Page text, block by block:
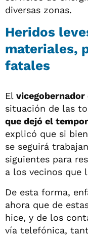
diversas zonas.
Heridos
materiales,
fatales
El vicegobernador
situación de las
que dejó el
explicó que si
se seguirá
siguientes para
a los vecinos que
De esta forma,
ahora que de
hice, y de los
vía telefónica,